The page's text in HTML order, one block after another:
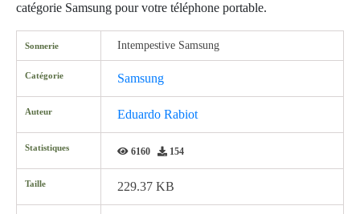
catégorie Samsung pour votre téléphone portable.
Sonnerie Intempestive Samsung
Catégorie Samsung
Auteur Eduardo Rabiot
Statistiques 6160 154
Taille 229.37 KB